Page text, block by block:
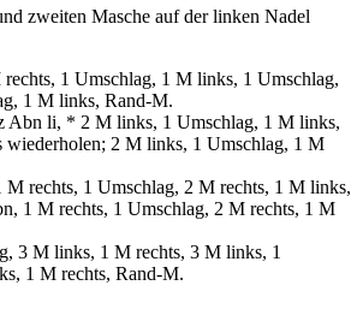
zweiten Masche auf der linken Nadel
1 Umschlag, 1 M links, 1 Umschlag,
1 M links, Rand-M.
Abn li, * 2 M links, 1 Umschlag, 1 M links,
2 M links, 1 Umschlag, 1 M
rechts, 1 Umschlag, 2 M rechts, 1 M links,
1 M rechts, 1 Umschlag, 2 M rechts, 1 M
3 M links, 1 M rechts, 3 M links, 1
1 M rechts, Rand-M.